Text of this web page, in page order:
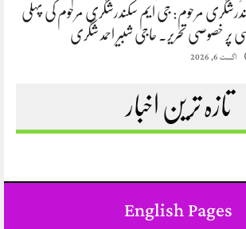
مرحوم: جی ایم سکندرشگری مرحوم کی پہلی
پر خصوصی تحریر. حاجی شبیر احمد شگری
اگست 6, 2026
تازہ ترین اخبار
English Pages